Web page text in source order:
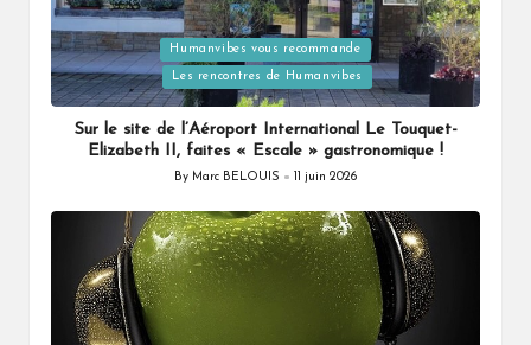
Posted
in
Humanvibes vous recommande
Les rencontres de Humanvibes
Sur le site de l’Aéroport International Le Touquet-
Elizabeth II, faites « Escale » gastronomique !
Posted
By Marc BELOUIS 11 juin 2026